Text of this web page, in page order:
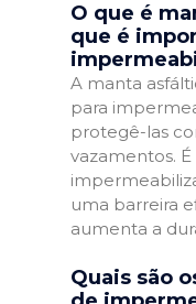
O que é
que é
A manta
para
protegê-las
vazamentos.
uma barreira
aumenta a
Quais são